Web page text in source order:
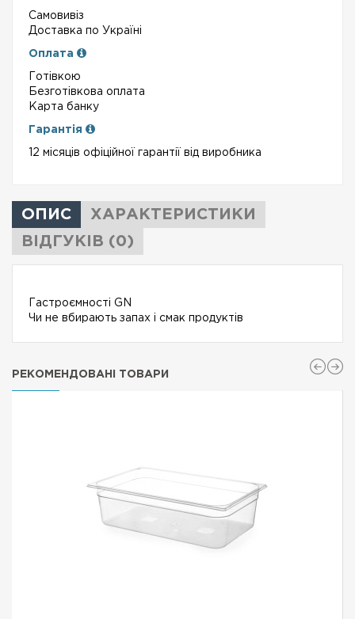
Самовивіз
Доставка по Україні
Оплата
Готівкою
Безготівкова оплата
Карта банку
Гарантія
12 місяців офіційної гарантії від виробника
ОПИС
ХАРАКТЕРИСТИКИ
ВІДГУКІВ (0)
Гастроємності GN
Чи не вбирають запах і смак продуктів
РЕКОМЕНДОВАНІ ТОВАРИ